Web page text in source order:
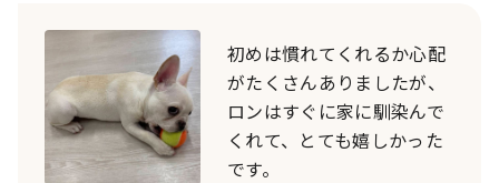
初めは慣れてくれるか心配
がたくさんありましたが、
ロンはすぐに家に馴染んで
くれて、とても嬉しかった
です。